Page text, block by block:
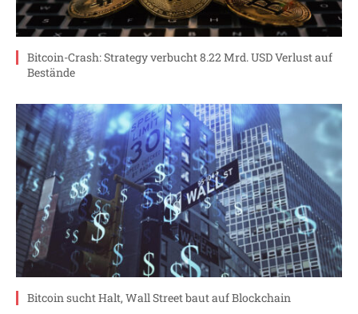
Bitcoin-Crash: Strategy verbucht 8.22 Mrd. USD Verlust auf
Bestände
Bitcoin sucht Halt, Wall Street baut auf Blockchain